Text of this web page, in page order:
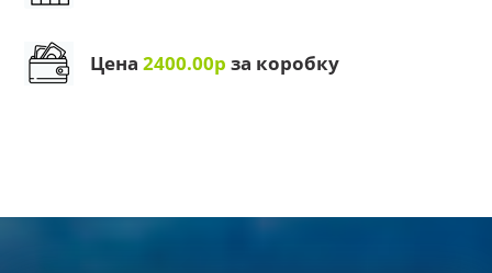
Цена2400.00р за коробку